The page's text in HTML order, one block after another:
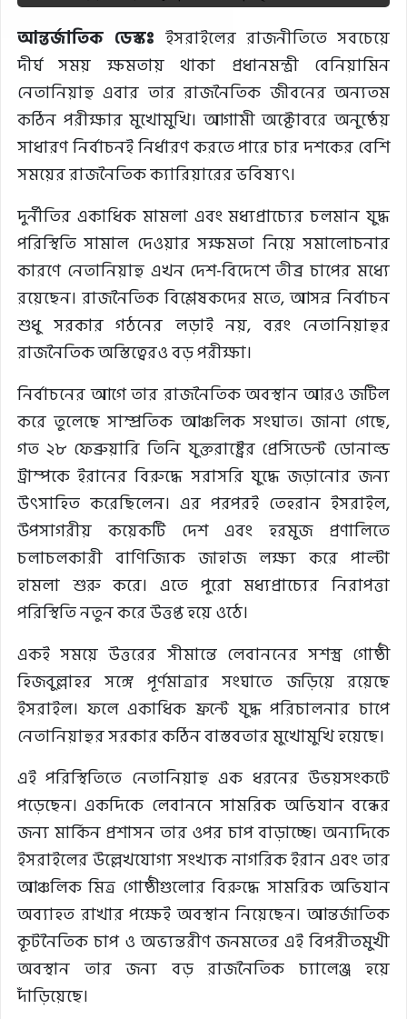
আন্তর্জাতিক ডেস্কঃ ইসরাইলের রাজনীতিতে সবচেয়ে
দীর্ঘ সময় ক্ষমতায় থাকা প্রধানমন্ত্রী বেনিয়ামিন
নেতানিয়াহু এবার তার রাজনৈতিক জীবনের অন্যতম
কঠিন পরীক্ষার মুখোমুখি। আগামী অক্টোবরে অনুষ্ঠেয়
সাধারণ নির্বাচনই নির্ধারণ করতে পারে চার দশকের বেশি
সময়ের রাজনৈতিক ক্যারিয়ারের ভবিষ্যৎ।
দুর্নীতির একাধিক মামলা এবং মধ্যপ্রাচ্যের চলমান যুদ্ধ
পরিস্থিতি সামাল দেওয়ার সক্ষমতা নিয়ে সমালোচনার
কারণে নেতানিয়াহু এখন দেশ-বিদেশে তীব্র চাপের মধ্যে
রয়েছেন। রাজনৈতিক বিশ্লেষকদের মতে, আসন্ন নির্বাচন
শুধু সরকার গঠনের লড়াই নয়, বরং নেতানিয়াহুর
রাজনৈতিক অস্তিত্বেরও বড় পরীক্ষা।
নির্বাচনের আগে তার রাজনৈতিক অবস্থান আরও জটিল
করে তুলেছে সাম্প্রতিক আঞ্চলিক সংঘাত। জানা গেছে,
গত ২৮ ফেব্রুয়ারি তিনি যুক্তরাষ্ট্রের প্রেসিডেন্ট ডোনাল্ড
ট্রাম্পকে ইরানের বিরুদ্ধে সরাসরি যুদ্ধে জড়ানোর জন্য
উৎসাহিত করেছিলেন। এর পরপরই তেহরান ইসরাইল,
উপসাগরীয় কয়েকটি দেশ এবং হরমুজ প্রণালিতে
চলাচলকারী বাণিজ্যিক জাহাজ লক্ষ্য করে পাল্টা
হামলা শুরু করে। এতে পুরো মধ্যপ্রাচ্যের নিরাপত্তা
পরিস্থিতি নতুন করে উত্তপ্ত হয়ে ওঠে।
একই সময়ে উত্তরের সীমান্তে লেবাননের সশস্ত্র গোষ্ঠী
হিজবুল্লাহর সঙ্গে পূর্ণমাত্রার সংঘাতে জড়িয়ে রয়েছে
ইসরাইল। ফলে একাধিক ফ্রন্টে যুদ্ধ পরিচালনার চাপে
নেতানিয়াহুর সরকার কঠিন বাস্তবতার মুখোমুখি হয়েছে।
এই পরিস্থিতিতে নেতানিয়াহু এক ধরনের উভয়সংকটে
পড়েছেন। একদিকে লেবাননে সামরিক অভিযান বন্ধের
জন্য মার্কিন প্রশাসন তার ওপর চাপ বাড়াচ্ছে। অন্যদিকে
ইসরাইলের উল্লেখযোগ্য সংখ্যক নাগরিক ইরান এবং তার
আঞ্চলিক মিত্র গোষ্ঠীগুলোর বিরুদ্ধে সামরিক অভিযান
অব্যাহত রাখার পক্ষেই অবস্থান নিয়েছেন। আন্তর্জাতিক
কূটনৈতিক চাপ ও অভ্যন্তরীণ জনমতের এই বিপরীতমুখী
অবস্থান তার জন্য বড় রাজনৈতিক চ্যালেঞ্জ হয়ে
দাঁড়িয়েছে।